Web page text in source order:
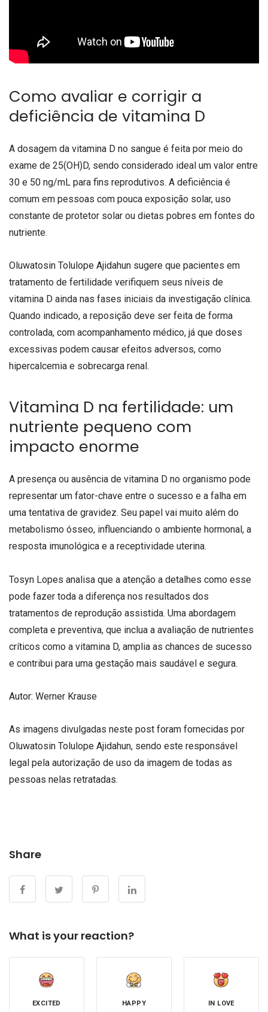
Como avaliar e corrigir a
deficiência de vitamina D
A dosagem da vitamina D no sangue é feita por meio do
exame de 25(OH)D, sendo considerado ideal um valor entre
30 e 50 ng/mL para fins reprodutivos. A deficiência é
comum em pessoas com pouca exposição solar, uso
constante de protetor solar ou dietas pobres em fontes do
nutriente.
Oluwatosin Tolulope Ajidahun sugere que pacientes em
tratamento de fertilidade verifiquem seus níveis de
vitamina D ainda nas fases iniciais da investigação clínica.
Quando indicado, a reposição deve ser feita de forma
controlada, com acompanhamento médico, já que doses
excessivas podem causar efeitos adversos, como
hipercalcemia e sobrecarga renal.
Vitamina D na fertilidade: um
nutriente pequeno com
impacto enorme
A presença ou ausência de vitamina D no organismo pode
representar um fator-chave entre o sucesso e a falha em
uma tentativa de gravidez. Seu papel vai muito além do
metabolismo ósseo, influenciando o ambiente hormonal, a
resposta imunológica e a receptividade uterina.
Tosyn Lopes analisa que a atenção a detalhes como esse
pode fazer toda a diferença nos resultados dos
tratamentos de reprodução assistida. Uma abordagem
completa e preventiva, que inclua a avaliação de nutrientes
críticos como a vitamina D, amplia as chances de sucesso
e contribui para uma gestação mais saudável e segura.
Autor: Werner Krause
As imagens divulgadas neste post foram fornecidas por
Oluwatosin Tolulope Ajidahun, sendo este responsável
legal pela autorização de uso da imagem de todas as
pessoas nelas retratadas.
Share
What is your reaction?
EXCITED HAPPY IN LOVE